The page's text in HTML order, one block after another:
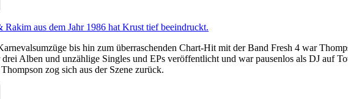
aus dem Jahr 1986 hat Krust tief beeindruckt.
bis hin zum überraschenden Chart-Hit mit der Band Fresh 4 war
Alben und unzählige Singles und EPs veröffentlicht und war pausenlos als DJ auf
zog sich aus der Szene zurück.